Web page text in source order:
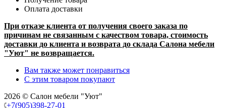
Оплата доставки
При отказе клиента от получения своего заказа по
причинам не связанным с качеством товара, стоимость
доставки до клиента и возврата до склада Салона мебели
"Уют" не возвращается.
Вам также может понравиться
С этим товаром покупают
2026 © Салон мебели "Уют"
+7(905)398-27-01